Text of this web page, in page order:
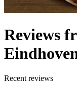
Reviews
Recent reviews